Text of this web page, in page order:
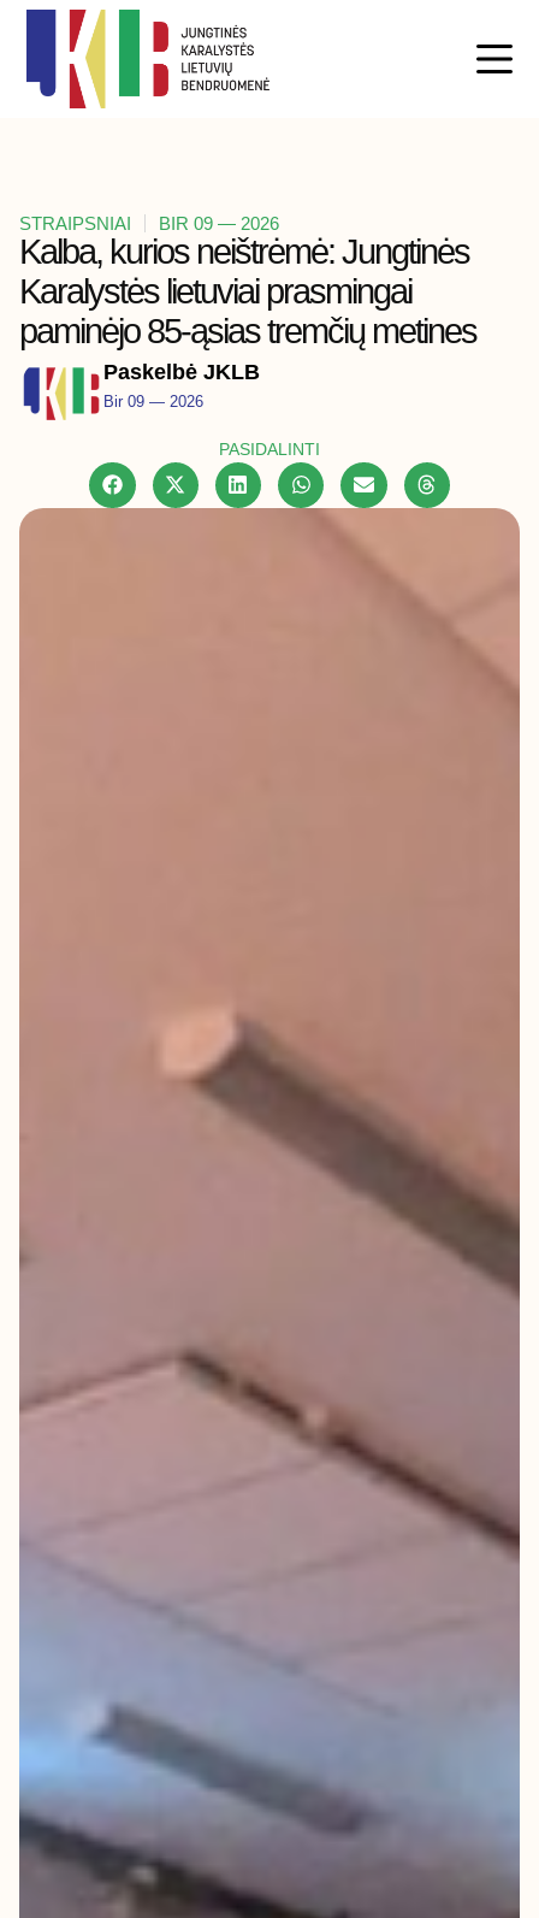
STRAIPSNIAI BIR 09 — 2026
Kalba, kurios neištrėmė: Jungtinės
Karalystės lietuviai prasmingai
paminėjo 85-ąsias tremčių metines
Paskelbė JKLB
Bir 09 — 2026
PASIDALINTI